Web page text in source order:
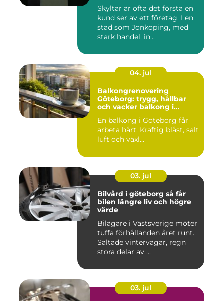
Skyltar är ofta det första en
kund ser av ett företag. I en
stad som Jönköping, med
stark handel, in...
04. jul
Balkongrenovering
Göteborg: trygg, hållbar
och vacker balkong i
En balkong i Göteborg får
arbeta hårt. Kraftig blåst, salt
luft och växl...
03. jul
Bilvård i göteborg så får
bilen längre liv och högre
värde
Bilägare i Västsverige möter
tuffa förhållanden året runt.
Saltade vintervägar, regn
stora delar av ...
03. jul